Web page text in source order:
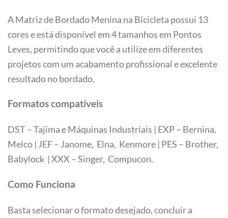
A Matriz de Bordado Menina na Bicicleta possui 13
cores e está disponível em 4 tamanhos em Pontos
Leves, permitindo que você a utilize em diferentes
projetos com um acabamento profissional e excelente
resultado no bordado.
Formatos compatíveis
DST – Tajima e Máquinas Industriais | EXP – Bernina,
Melco | JEF – Janome, Elna, Kenmore | PES – Brother,
Babylock | XXX – Singer, Compucon.
Como Funciona
Basta selecionar o formato desejado, concluir a
Tamanhos